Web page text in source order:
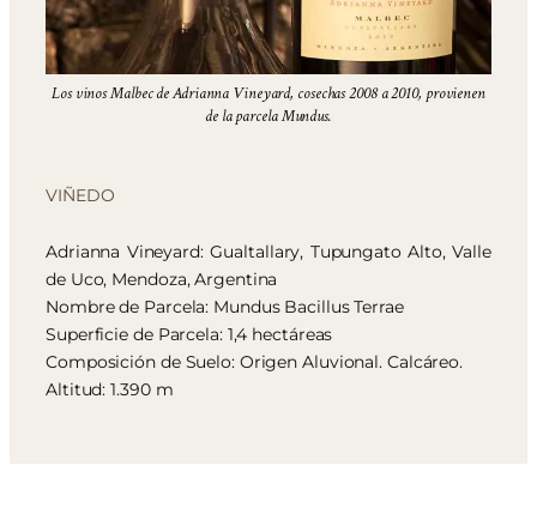
Los vinos Malbec de Adrianna Vineyard, cosechas 2008 a 2010, provienen
de la parcela Mundus.
VIÑEDO
Adrianna Vineyard: Gualtallary, Tupungato Alto, Valle
de Uco, Mendoza, Argentina
Nombre de Parcela: Mundus Bacillus Terrae
Superficie de Parcela: 1,4 hectáreas
Composición de Suelo: Origen Aluvional. Calcáreo.
Altitud: 1.390 m